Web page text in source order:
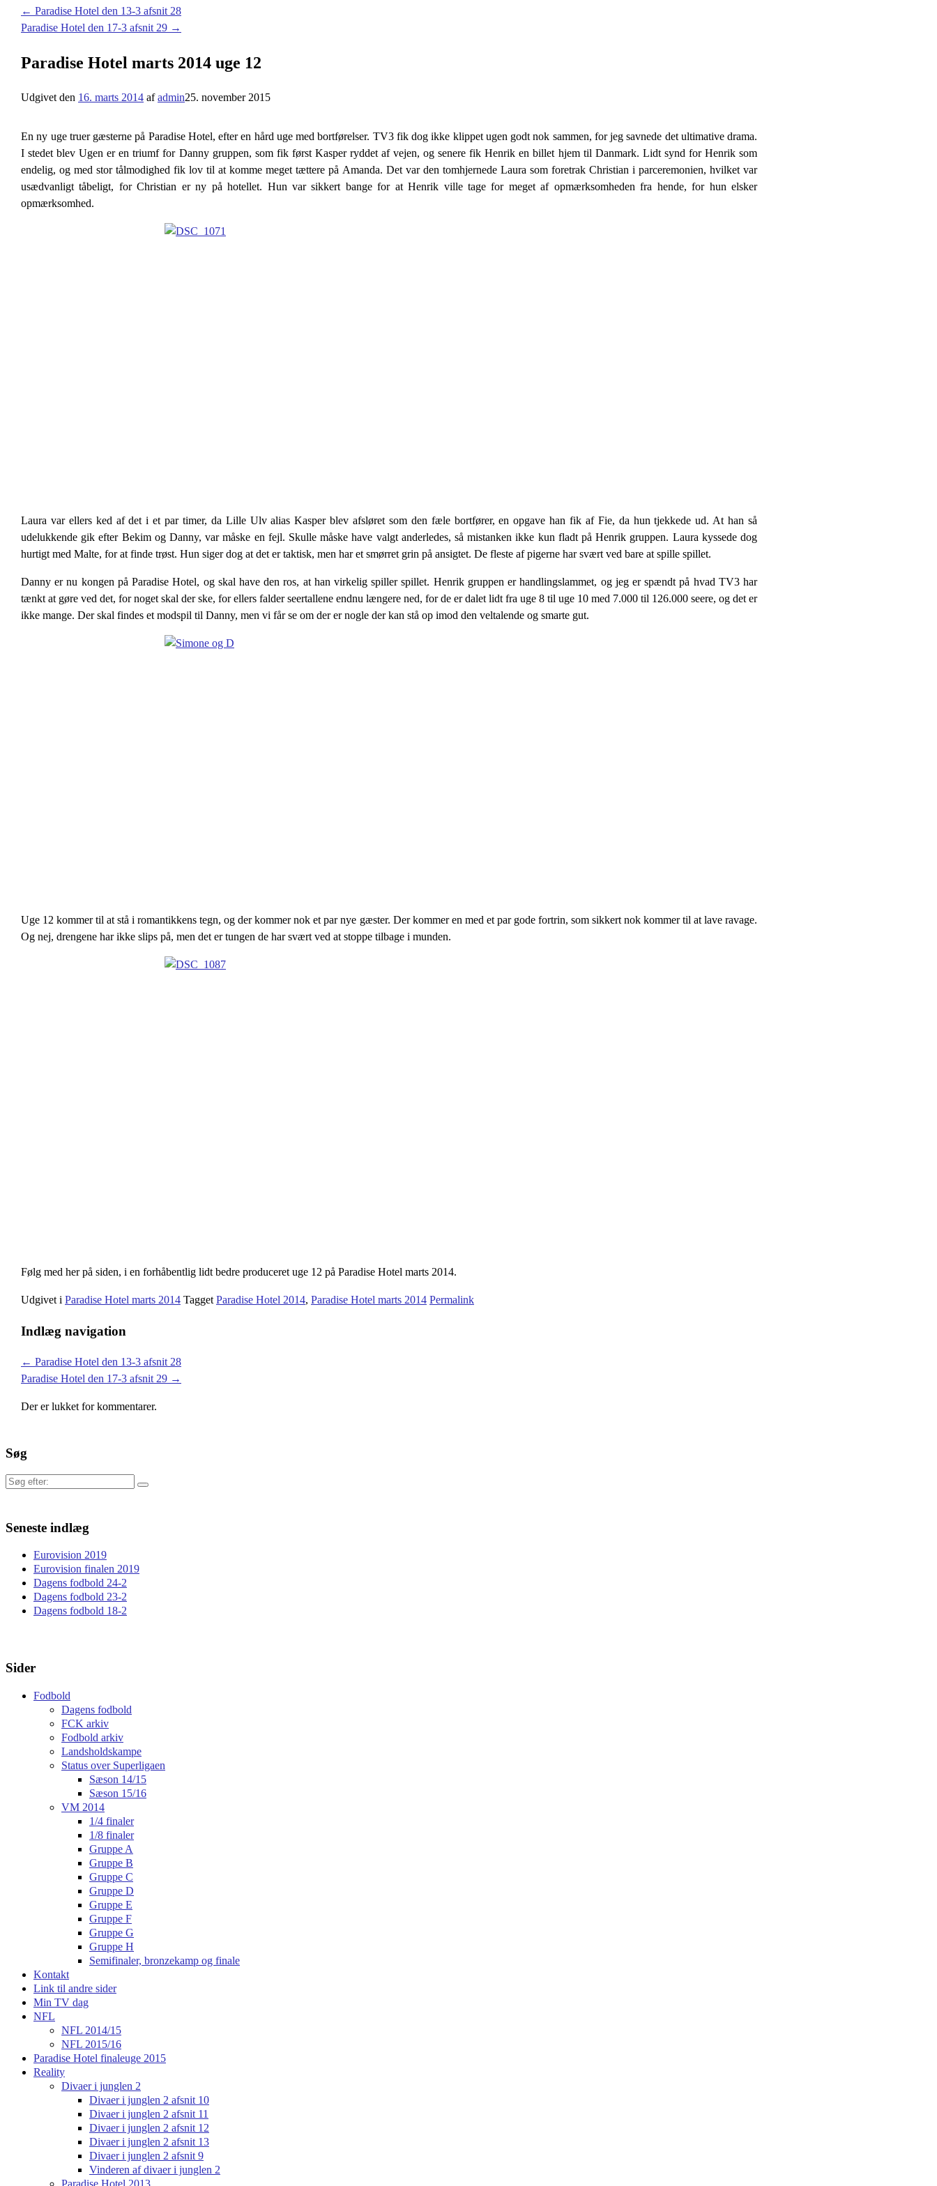
← Paradise Hotel den 13-3 afsnit 28
Paradise Hotel den 17-3 afsnit 29 →
Paradise Hotel marts 2014 uge 12
Udgivet den 16. marts 2014 afadmin25. november 2015
En ny uge truer gæsterne på Paradise Hotel, efter en hård uge med bortførelser. TV3 fik dog ikke klippet ugen godt nok sammen, for jeg savnede det ultimative drama.
I stedet blev Ugen er en triumf for Danny gruppen, som fik først Kasper ryddet af vejen, og senere fik Henrik en billet hjem til Danmark. Lidt synd for Henrik som
endelig, og med stor tålmodighed fik lov til at komme meget tættere på Amanda. Det var den tomhjernede Laura som foretrak Christian i parceremonien, hvilket var
usædvanligt tåbeligt, for Christian er ny på hotellet. Hun var sikkert bange for at Henrik ville tage for meget af opmærksomheden fra hende, for hun elsker
opmærksomhed.
Laura var ellers ked af det i et par timer, da Lille Ulv alias Kasper blev afsløret som den fæle bortfører, en opgave han fik af Fie, da hun tjekkede ud. At han så
udelukkende gik efter Bekim og Danny, var måske en fejl. Skulle måske have valgt anderledes, så mistanken ikke kun fladt på Henrik gruppen. Laura kyssede dog
hurtigt med Malte, for at finde trøst. Hun siger dog at det er taktisk, men har et smørret grin på ansigtet. De fleste af pigerne har svært ved bare at spille spillet.
Danny er nu kongen på Paradise Hotel, og skal have den ros, at han virkelig spiller spillet. Henrik gruppen er handlingslammet, og jeg er spændt på hvad TV3 har
tænkt at gøre ved det, for noget skal der ske, for ellers falder seertallene endnu længere ned, for de er dalet lidt fra uge 8 til uge 10 med 7.000 til 126.000 seere, og det er
ikke mange. Der skal findes et modspil til Danny, men vi får se om der er nogle der kan stå op imod den veltalende og smarte gut.
Uge 12 kommer til at stå i romantikkens tegn, og der kommer nok et par nye gæster. Der kommer en med et par gode fortrin, som sikkert nok kommer til at lave ravage.
Og nej, drengene har ikke slips på, men det er tungen de har svært ved at stoppe tilbage i munden.
Følg med her på siden, i en forhåbentlig lidt bedre produceret uge 12 på Paradise Hotel marts 2014.
Udgivet i Paradise Hotel marts 2014 Tagget Paradise Hotel 2014, Paradise Hotel marts 2014 Permalink
Indlæg navigation
← Paradise Hotel den 13-3 afsnit 28
Paradise Hotel den 17-3 afsnit 29 →
Der er lukket for kommentarer.
Søg
Søg
Seneste indlæg
Eurovision 2019
Eurovision finalen 2019
Dagens fodbold 24-2
Dagens fodbold 23-2
Dagens fodbold 18-2
Sider
Fodbold
Dagens fodbold
FCK arkiv
Fodbold arkiv
Landsholdskampe
Status over Superligaen
Sæson 14/15
Sæson 15/16
VM 2014
1/4 finaler
1/8 finaler
Gruppe A
Gruppe B
Gruppe C
Gruppe D
Gruppe E
Gruppe F
Gruppe G
Gruppe H
Semifinaler, bronzekamp og finale
Kontakt
Link til andre sider
Min TV dag
NFL
NFL 2014/15
NFL 2015/16
Paradise Hotel finaleuge 2015
Reality
Divaer i junglen 2
Divaer i junglen 2 afsnit 10
Divaer i junglen 2 afsnit 11
Divaer i junglen 2 afsnit 12
Divaer i junglen 2 afsnit 13
Divaer i junglen 2 afsnit 9
Vinderen af divaer i junglen 2
Paradise Hotel 2013